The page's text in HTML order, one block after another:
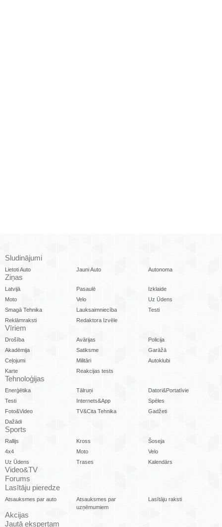
Sludinājumi
Lietoti Auto Jauni Auto Autonoma
Ziņas
Latvijā Pasaulē
Izklaide
Moto
Velo
Uz Ūdens
Smagā Tehnika
Lauksaimniecība
Testi
Reklāmraksti
Redaktora Izvēle
Vīriem
Drošība Avārijas
Policija
Akadēmija
Satiksme
Garāžā
Ceļojumi
Militāri
Autoklubi
Karte
Reakcijas tests
Tehnoloģijas
Enerģētika Tālruņi
Datori&Portatīvie
Testi
Internets&App
Spēles
Foto&Video
TV&Cita Tehnika
Gadžeti
Dažādi
Sports
Rallijs Kross
Šoseja
4x4
Moto
Velo
Uz Ūdens
Trases Kalendārs
Video&TV
Forums
Lasītāju pieredze
Atsauksmes par auto
Atsauksmes par
uzņēmumiem
Lasītāju raksti
Akcijas
Jautā ekspertam